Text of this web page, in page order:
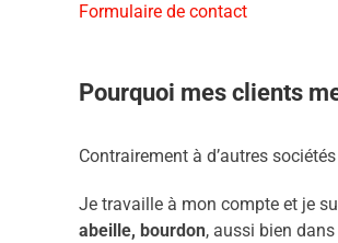
Formulaire de contact
Pourquoi mes clients
Contrairement à d’autres
Je travaille à mon compte et je
abeille, bourdon, aussi bien